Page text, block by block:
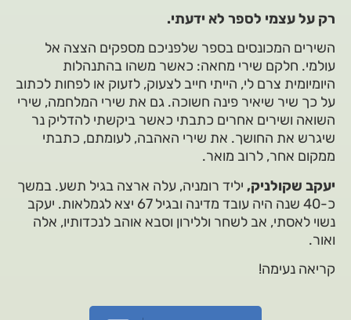
רק על עצמי לספר לא ידעתי.
השירים המכונסים בספר שלפניכם מספקים הצצה אל
עולמי. חלקם שירי מחאה: כאשר משהו בהתנהלות
היומיומית צרם לי, הייתי חייב לצעוק, לזעוק או לפחות לכתוב
על כך שיר שיאיר פינה חשוכה. גם את שירי המלחמה, שירי
השואה ושירים אחרים כתבתי כאשר ביקשתי להדליק נר
שיגרש את החושך. את שירי האהבה, לעומתם, כתבתי
ממקום אחר, לרוב מואר.
יעקב שקולניק, יליד רומניה, עלה ארצה בגיל תשע. במשך
כ-40 שנה היה עובד מדינה ובגיל 67 יצא לגמלאות. יעקב
נשוי לאסתי, אב לשחר וללירון וסבא אוהב לנכדותיו, אלה
ואור.
קריאה נעימה!